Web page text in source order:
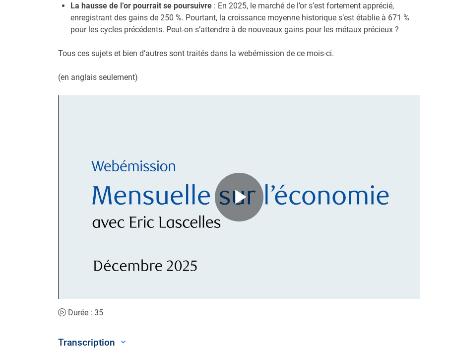
La hausse de l’or pourrait se poursuivre : En 2025, le marché de l’or s’est fortement apprécié,
enregistrant des gains de 250 %. Pourtant, la croissance moyenne historique s’est établie à 671 %
pour les cycles précédents. Peut-on s’attendre à de nouveaux gains pour les métaux précieux ?
Tous ces sujets et bien d’autres sont traités dans la webémission de ce mois-ci.
(en anglais seulement)
Play
Durée : 35
Transcription